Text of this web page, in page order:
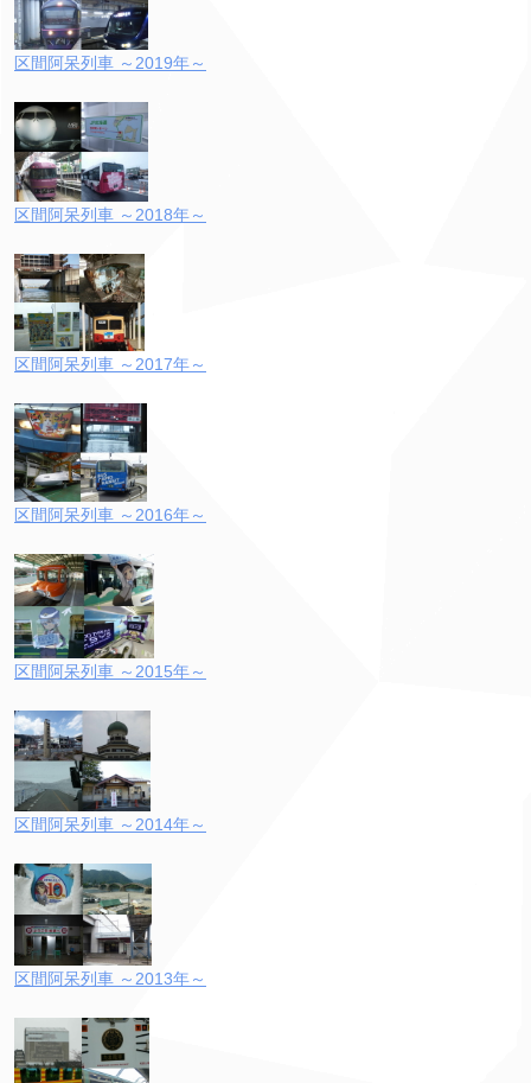
区間阿呆列車 ～2019年～
区間阿呆列車 ～2018年～
区間阿呆列車 ～2017年～
区間阿呆列車 ～2016年～
区間阿呆列車 ～2015年～
区間阿呆列車 ～2014年～
区間阿呆列車 ～2013年～